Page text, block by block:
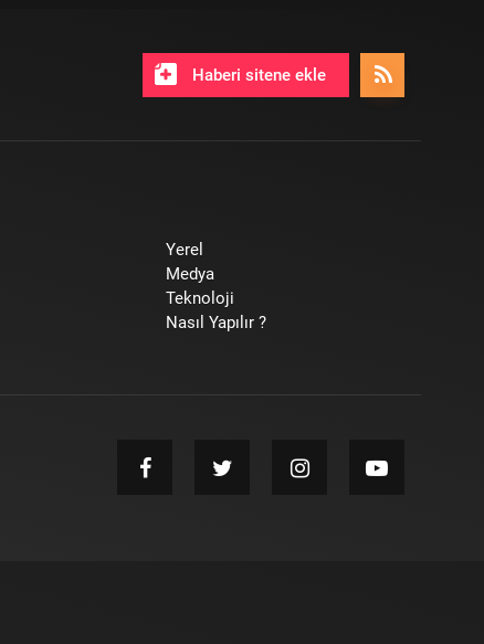
Haberi sitene ekle
Yerel
Medya
Teknoloji
Nasıl Yapılır ?